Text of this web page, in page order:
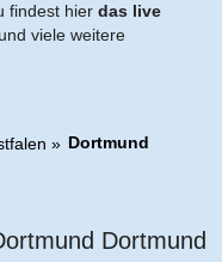
findest hier das live
und viele weitere
Dortmund
Dortmund